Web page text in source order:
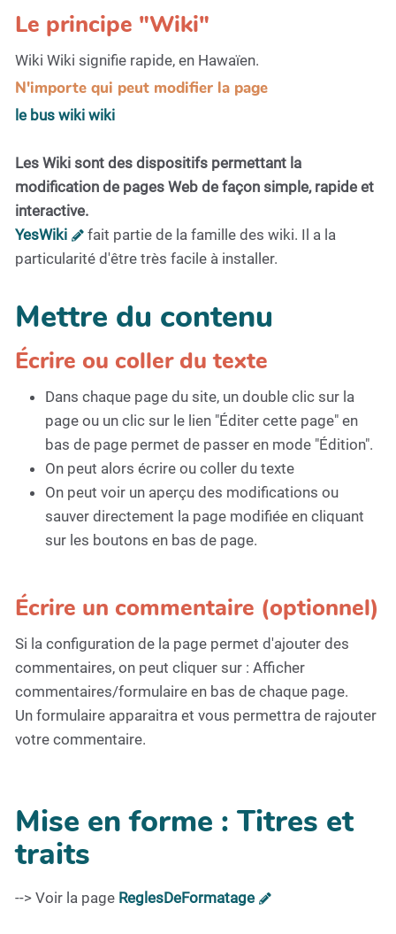
Le principe "Wiki"
Wiki Wiki signifie rapide, en Hawaïen.
N'importe qui peut modifier la page
le bus wiki wiki
Les Wiki sont des dispositifs permettant la
modification de pages Web de façon simple, rapide et
interactive.
YesWiki
fait partie de la famille des wiki. Il a la
particularité d'être très facile à installer.
Mettre du contenu
Écrire ou coller du texte
Dans chaque page du site, un double clic sur la
page ou un clic sur le lien "Éditer cette page" en
bas de page permet de passer en mode "Édition".
On peut alors écrire ou coller du texte
On peut voir un aperçu des modifications ou
sauver directement la page modifiée en cliquant
sur les boutons en bas de page.
Écrire un commentaire (optionnel)
Si la configuration de la page permet d'ajouter des
commentaires, on peut cliquer sur : Afficher
commentaires/formulaire en bas de chaque page.
Un formulaire apparaitra et vous permettra de rajouter
votre commentaire.
Mise en forme : Titres et
traits
--> Voir la page ReglesDeFormatage